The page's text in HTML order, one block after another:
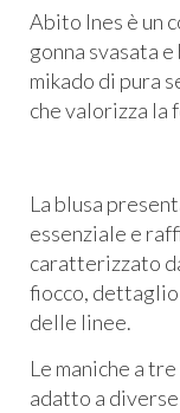
Abito Ines è un
gonna svasata
mikado di pura
che valorizza la
La blusa
essenziale e
caratterizzato
fiocco, dettaglio
delle linee.
Le maniche a
adatto a